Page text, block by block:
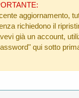
aggiornamento,
richiedono il
già un account,
qui sotto